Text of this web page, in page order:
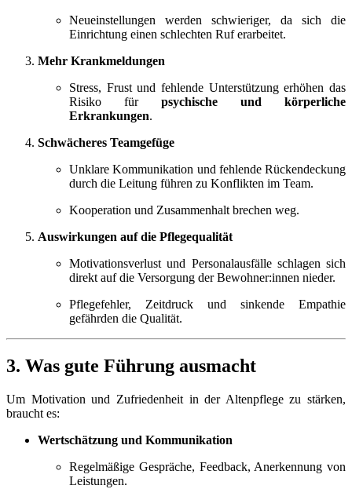
Neueinstellungen werden schwieriger, da sich die
Einrichtung einen schlechten Ruf erarbeitet.
Mehr Krankmeldungen
Stress, Frust und fehlende Unterstützung erhöhen das
Risiko für psychische und körperliche
Erkrankungen.
Schwächeres Teamgefüge
Unklare Kommunikation und fehlende Rückendeckung
durch die Leitung führen zu Konflikten im Team.
Kooperation und Zusammenhalt brechen weg.
Auswirkungen auf die Pflegequalität
Motivationsverlust und Personalausfälle schlagen sich
direkt auf die Versorgung der Bewohner:innen nieder.
Pflegefehler, Zeitdruck und sinkende Empathie
gefährden die Qualität.
3. Was gute Führung ausmacht
Um Motivation und Zufriedenheit in der Altenpflege zu stärken,
braucht es:
Wertschätzung und Kommunikation
Regelmäßige Gespräche, Feedback, Anerkennung von
Leistungen.